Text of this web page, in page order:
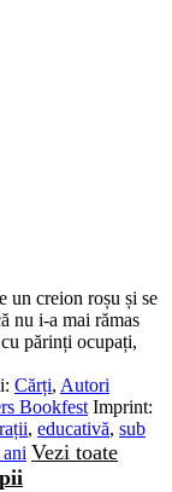
un creion roșu și se
nu i-a mai rămas
părinți ocupați,
Cărți, Autori
Bookfest Imprint:
, educativă, sub
Vezi toate